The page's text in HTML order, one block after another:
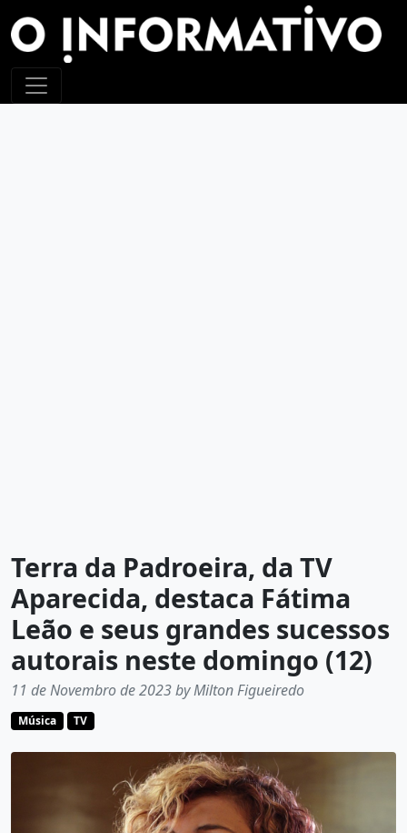
Terra da Padroeira, da TV
Aparecida, destaca Fátima
Leão e seus grandes sucessos
autorais neste domingo (12)
11 de Novembro de 2023 by Milton Figueiredo
Música TV